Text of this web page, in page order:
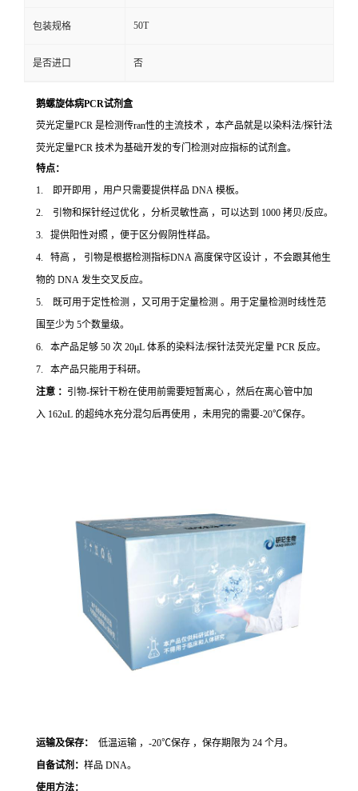
包装规格 50T
是否进口 否
鹅螺旋体病PCR试剂盒
荧光定量PCR 是检测传ran性的主流技术 ，本产品就是以染料法/探针法
荧光定量PCR 技术为基础开发的专门检测对应指标的试剂盒。
特点：
1. 即开即用 ，用户只需要提供样品 DNA 模板。
2. 引物和探针经过优化 ，分析灵敏性高 ，可以达到 1000 拷贝/反应。
3. 提供阳性对照 ，便于区分假阴性样品。
4. 特高 ， 引物是根据检测指标DNA 高度保守区设计 ，不会跟其他生
物的 DNA 发生交叉反应。
5. 既可用于定性检测 ，又可用于定量检测 。用于定量检测时线性范
围至少为 5个数量级。
6. 本产品足够 50 次 20μL 体系的染料法/探针法荧光定量 PCR 反应。
7. 本产品只能用于科研。
注意 ： 引物-探针干粉在使用前需要短暂离心 ，然后在离心管中加
入 162uL 的超纯水充分混匀后再使用 ，未用完的需要-20℃保存。
运输及保存：
低温运输 ，-20℃保存 ，保存期限为 24 个月。
自备试剂： 样品 DNA。
使用方法：